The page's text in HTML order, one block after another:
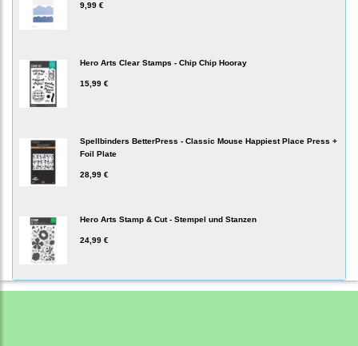
9,99 €
Hero Arts Clear Stamps - Chip Chip Hooray
15,99 €
Spellbinders BetterPress - Classic Mouse Happiest Place Press +
Foil Plate
28,99 €
Hero Arts Stamp & Cut - Stempel und Stanzen
24,99 €